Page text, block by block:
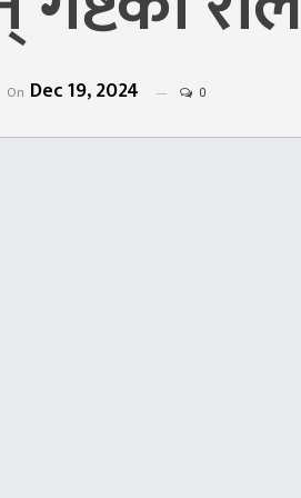
On Dec 19, 2024 0